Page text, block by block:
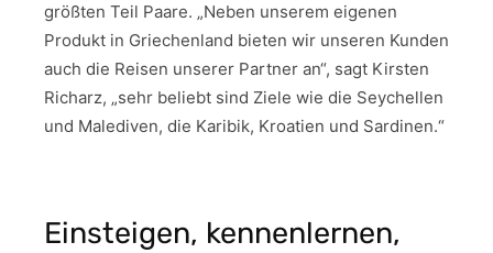
größten Teil Paare. „Neben unserem eigenen
Produkt in Griechenland bieten wir unseren Kunden
auch die Reisen unserer Partner an“, sagt Kirsten
Richarz, „sehr beliebt sind Ziele wie die Seychellen
und Malediven, die Karibik, Kroatien und Sardinen.“
Einsteigen, kennenlernen,